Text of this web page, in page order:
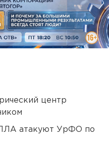
центр
атакуют УрФО по